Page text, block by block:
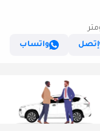
إتصل
واتساب